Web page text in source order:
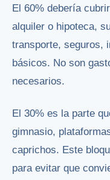
El 60% debería
alquiler o hipoteca,
transporte, seguros,
básicos. No son
necesarios.
El 30% es la parte
gimnasio,
caprichos. Este
para evitar que